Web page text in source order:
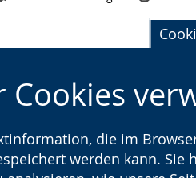
die im
werden kann.